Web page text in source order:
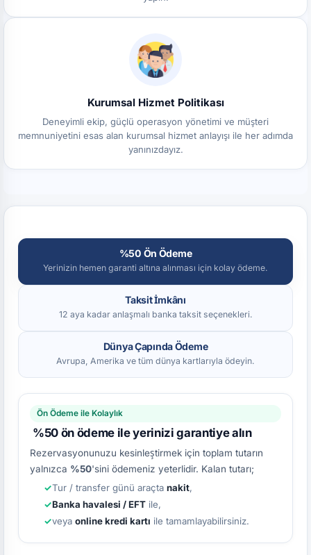
Kurumsal Hizmet Politikası
Deneyimli ekip, güçlü operasyon yönetimi ve müşteri
memnuniyetini esas alan kurumsal hizmet anlayışı ile her adımda
yanınızdayız.
%50 Ön Ödeme
Yerinizin hemen garanti altına alınması için kolay ödeme.
Taksit İmkânı
12 aya kadar anlaşmalı banka taksit seçenekleri.
Dünya Çapında Ödeme
Avrupa, Amerika ve tüm dünya kartlarıyla ödeyin.
Ön Ödeme ile Kolaylık
%50 ön ödeme ile yerinizi garantiye alın
Rezervasyonunuzu kesinleştirmek için toplam tutarın
yalnızca %50'sini ödemeniz yeterlidir. Kalan tutarı;
Tur / transfer günü araçta nakit,
Banka havalesi / EFT ile,
veya online kredi kartı ile tamamlayabilirsiniz.